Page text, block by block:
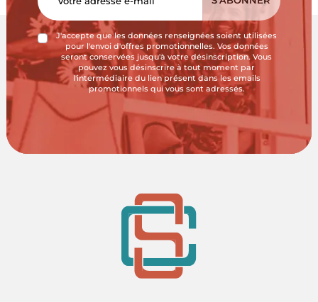
J'accepte que les données renseignées soient utilisées
pour l'envoi d'offres promotionnelles. Vos données
seront conservées jusqu'à votre désinscription. Vous
pouvez vous désinscrire à tout moment par
l'intermédiaire du lien présent dans les emails
promotionnels qui vous sont adressés.